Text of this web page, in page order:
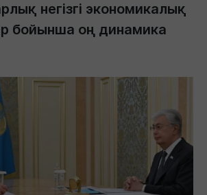
негізгі экономикалық
бойынша оң динамика